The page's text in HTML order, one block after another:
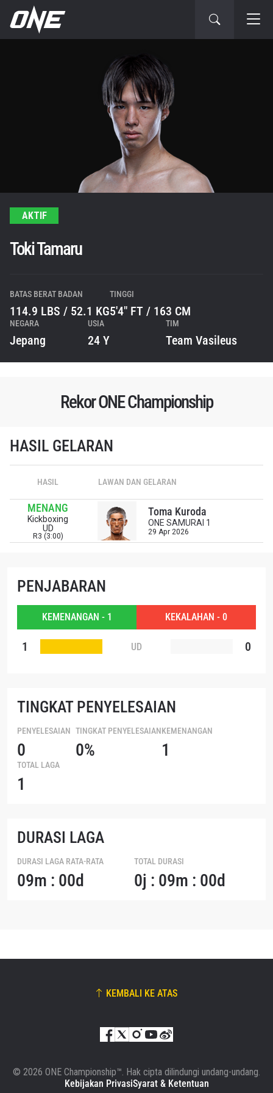
AKTIF
Toki Tamaru
BATAS BERAT BADAN
114.9 LBS / 52.1 KG
TINGGI
5'4" FT / 163 CM
NEGARA
Jepang
USIA
24 Y
TIM
Team Vasileus
Rekor ONE Championship
HASIL GELARAN
HASIL LAWAN DAN GELARAN
MENANG
Kickboxing
UD
R3 (3:00)
Toma Kuroda
ONE SAMURAI 1
29 Apr 2026
PENJABARAN
KEMENANGAN - 1 KEKALAHAN - 0
1 UD 0
TINGKAT PENYELESAIAN
PENYELESAIAN
0
TINGKAT PENYELESAIAN
0%
KEMENANGAN
1
TOTAL LAGA
1
DURASI LAGA
DURASI LAGA RATA-RATA
09m : 00d
TOTAL DURASI
0j : 09m : 00d
KEMBALI KE ATAS
© 2026 ONE Championship™. Hak cipta dilindungi undang-undang.
Kebijakan PrivasiSyarat & Ketentuan
LAWAN
LIHAT SOROTAN TERBAIK
Daftar sekarang untuk mendapat akses ke berita
terbaru, tawaran spesial, dan akses awal untuk kursi
terbaik di gelaran langsung kami.
EMAIL
BERLANGGANAN
Dengan mengirimkan formulir ini, anda menyetujui
pengumpulan, penggunaan dan pembukaan informasi